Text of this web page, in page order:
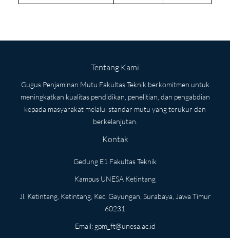
Tentang Kami
Gugus Penjaminan Mutu Fakultas Teknik berkomitmen untuk
meningkatkan kualitas pendidikan, penelitian, dan pengabdian
kepada masyarakat melalui standar mutu yang terukur dan
berkelanjutan.
Kontak
Gedung E1 Fakultas Teknik
Kampus UNESA Ketintang
Jl. Ketintang, Ketintang, Kec. Gayungan, Surabaya, Jawa Timur
60231
Email: gpm_ft@unesa.ac.id